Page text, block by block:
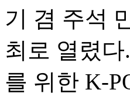
기 겸 주석
최로 열렸
를 위한 K-